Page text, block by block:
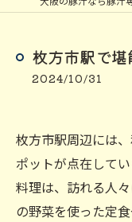
枚方市駅で
2024/10/31
枚方市駅周辺には
ポットが点在して
料理は、訪れる人
の野菜を使った定